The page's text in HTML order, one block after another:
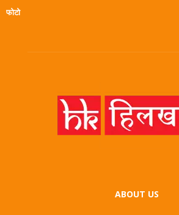
फोटो
ABOUT US